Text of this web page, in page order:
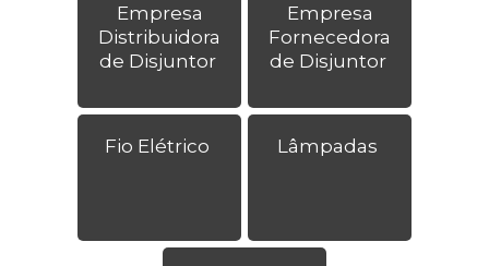
Empresa
Distribuidora
de Disjuntor
Empresa
Fornecedora
de Disjuntor
Fio Elétrico Lâmpadas